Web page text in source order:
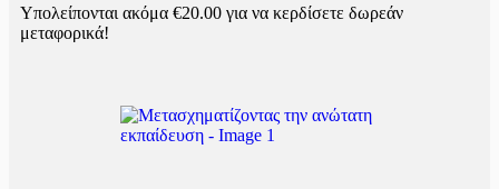
Υπολείπονται ακόμα €20.00 για να κερδίσετε δωρεάν
μεταφορικά!